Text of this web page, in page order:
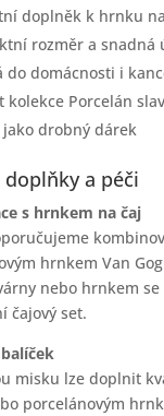
doplněk k hrnku
rozměr a snadná
do domácnosti i
kolekce Porcelán
drobný dárek
doplňky a péči
s hrnkem na čaj
hrnkem Van
nebo hrnkem
čajový set.
misku lze doplnit
porcelánovým